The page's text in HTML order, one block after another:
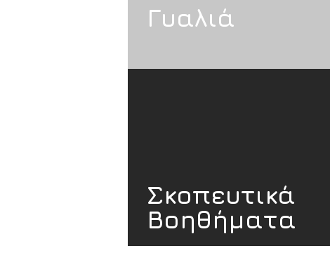
Γυαλιά
Σκοπευτικά
Βοηθήματα